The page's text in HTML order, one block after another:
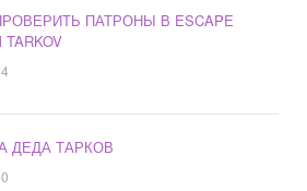
ПАТРОНЫ В ESCAPE
TARKOV
ДЕДА ТАРКОВ